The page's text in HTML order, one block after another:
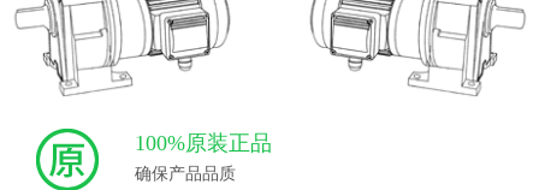
100%原装正品
确保产品品质